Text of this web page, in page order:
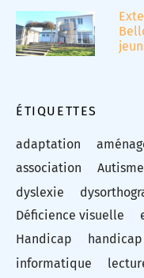
ÉTIQUETTES
adaptation
association
Autisme
dyslexie
Déficience visuelle
Handicap
informatique